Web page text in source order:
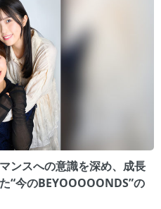
ンスへの意識を深め、成長
“今のBEYOOOOONDS”の